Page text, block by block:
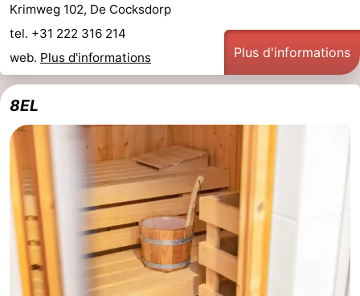
Krimweg 102, De Cocksdorp
tel. +31 222 316 214
web. Plus d'informations Plus d'informations
8EL